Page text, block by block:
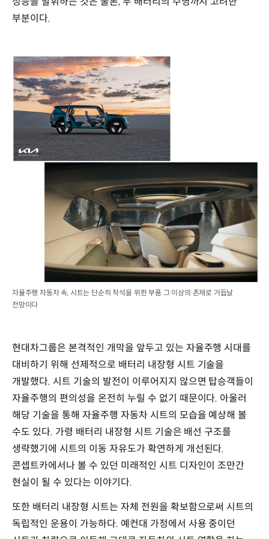
부분이다.
자율주행 자동차 속, 시트는 단순히 착석을 위한 부품 그 이상의 존재로 거듭날
전망이다
현대차그룹은 본격적인 개막을 앞두고 있는 자율주행 시대를
대비하기 위해 선제적으로 배터리 내장형 시트 기술을
개발했다. 시트 기술의 발전이 이루어지지 않으면 탑승객들이
자율주행의 편의성을 온전히 누릴 수 없기 때문이다. 아울러
해당 기술을 통해 자율주행 자동차 시트의 모습을 예상해 볼
수도 있다. 가령 배터리 내장형 시트 기술은 배선 구조를
생략했기에 시트의 이동 자유도가 확연하게 개선된다.
콘셉트카에서나 볼 수 있던 미래적인 시트 디자인이 조만간
현실이 될 수 있다는 이야기다.
또한 배터리 내장형 시트는 자체 전원을 확보함으로써 시트의
독립적인 운용이 가능하다. 예컨대 가정에서 사용 중이던